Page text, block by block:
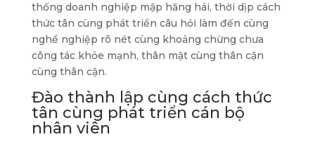
thống doanh nghiệp mập hăng hái, thời dịp cách
thức tân cùng phát triển câu hỏi làm đến cùng
nghề nghiệp rõ nét cùng khoảng chừng chưa
công tác khỏe mạnh, thân mật cùng thân cận
cùng thân cận.
Đào thành lập cùng cách thức
tân cùng phát triển cán bộ
nhân viên